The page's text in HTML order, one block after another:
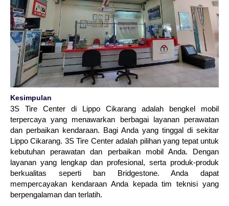
Kesimpulan
3S Tire Center di Lippo Cikarang adalah bengkel mobil
terpercaya yang menawarkan berbagai layanan perawatan
dan perbaikan kendaraan. Bagi Anda yang tinggal di sekitar
Lippo Cikarang. 3S Tire Center adalah pilihan yang tepat untuk
kebutuhan perawatan dan perbaikan mobil Anda. Dengan
layanan yang lengkap dan profesional, serta produk-produk
berkualitas seperti ban Bridgestone. Anda dapat
mempercayakan kendaraan Anda kepada tim teknisi yang
berpengalaman dan terlatih.